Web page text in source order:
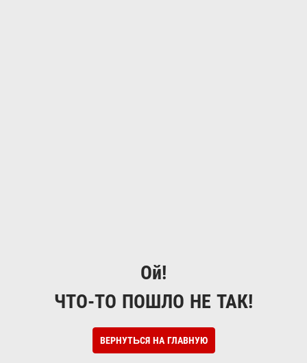
Ой!
ЧТО-ТО ПОШЛО НЕ ТАК!
ВЕРНУТЬСЯ НА ГЛАВНУЮ